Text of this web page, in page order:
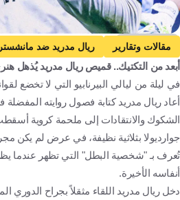
Getty Images
مقالات وتقارير ريال مدريد ضد
مانشستر سيتي
دوري أبطال
بيب جوارديولا
فيديريكو فالفيردي
كرة قدم
أبعد من التكتيك.. قميص ريال مدريد يُذهل
في ليلة من ليالي البيرنابيو التي لا تخضع
أعاد ريال مدريد كتابة فصول روايته المفضلة
الشكوك والانتقادات إلى ملحمة كروية
جوارديولا بثلاثية نظيفة، في عرض لم يكن
تُعرف بـ "شخصية البطل" التي تظهر عندما
أنفاسه الأخيرة.
دخل ريال مدريد اللقاء مثقلاً بجراح الدوري